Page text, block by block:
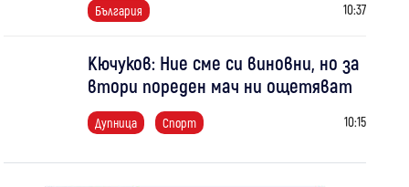
България 10:37
Кючуков: Ние сме си виновни, но за
втори пореден мач ни ощетяват
Дупница Спорт 10:15